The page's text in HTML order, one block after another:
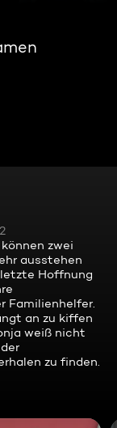
zwei
ausstehen
Hoffnung
Familienhelfer.
an zu kiffen
weiß nicht
zu finden.